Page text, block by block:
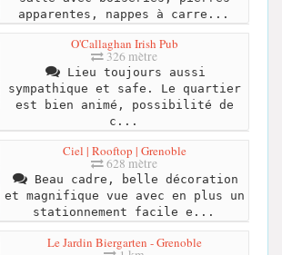
apparentes, nappes à carre...
O'Callaghan Irish Pub
326 mètre
Lieu toujours aussi
sympathique et safe. Le quartier
est bien animé, possibilité de
c...
Ciel | Rooftop | Grenoble
628 mètre
Beau cadre, belle décoration
et magnifique vue avec en plus un
stationnement facile e...
Le Jardin Biergarten - Grenoble